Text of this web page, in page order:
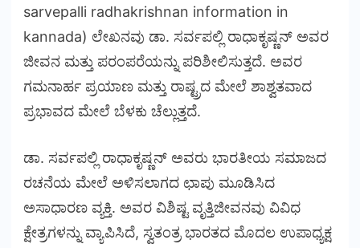
sarvepalli radhakrishnan information in
kannada) ಲೇಖನವು ಡಾ. ಸರ್ವಪಲ್ಲಿ ರಾಧಾಕೃಷ್ಣನ್ ಅವರ
ಜೀವನ ಮತ್ತು ಪರಂಪರೆಯನ್ನು ಪರಿಶೀಲಿಸುತ್ತದೆ. ಅವರ
ಗಮನಾರ್ಹ ಪ್ರಯಾಣ ಮತ್ತು ರಾಷ್ಟ್ರದ ಮೇಲೆ ಶಾಶ್ವತವಾದ
ಪ್ರಭಾವದ ಮೇಲೆ ಬೆಳಕು ಚೆಲ್ಲುತ್ತದೆ.
ಡಾ. ಸರ್ವಪಲ್ಲಿ ರಾಧಾಕೃಷ್ಣನ್ ಅವರು ಭಾರತೀಯ ಸಮಾಜದ
ರಚನೆಯ ಮೇಲೆ ಅಳಿಸಲಾಗದ ಛಾಪು ಮೂಡಿಸಿದ
ಅಸಾಧಾರಣ ವ್ಯಕ್ತಿ. ಅವರ ವಿಶಿಷ್ಟ ವೃತ್ತಿಜೀವನವು ವಿವಿಧ
ಕ್ಷೇತ್ರಗಳನ್ನು ವ್ಯಾಪಿಸಿದೆ, ಸ್ವತಂತ್ರ ಭಾರತದ ಮೊದಲ ಉಪಾಧ್ಯಕ್ಷ